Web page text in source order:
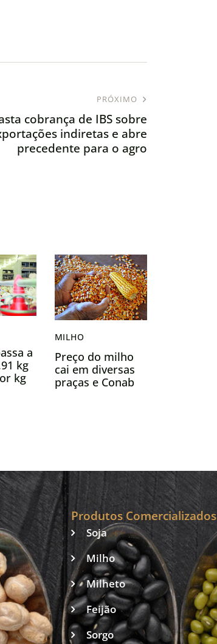
PRÓXIMO
cobrança de IBS sobre
indiretas e abre
precedente para o agro
a
kg
kg
MILHO
Preço do milho
cai em diversas
praças e Conab
Produtos Comercializados
Soja
Milho
Milheto
Feijão
Sorgo